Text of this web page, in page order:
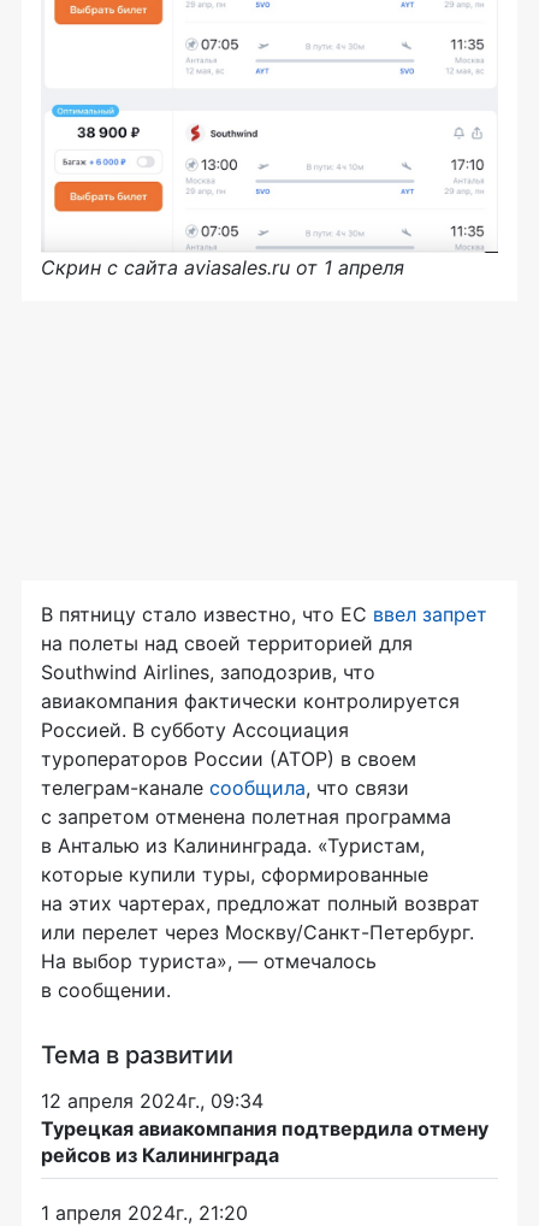
Скрин с сайта aviasales.ru от 1 апреля
В пятницу стало известно, что ЕС ввел запрет
на полеты над своей территорией для
Southwind Airlines, заподозрив, что
авиакомпания фактически контролируется
Россией. В субботу Ассоциация
туроператоров России (АТОР) в своем
телеграм-канале сообщила, что связи
с запретом отменена полетная программа
в Анталью из Калининграда. «Туристам,
которые купили туры, сформированные
на этих чартерах, предложат полный возврат
или перелет через Москву/Санкт-Петербург.
На выбор туриста», — отмечалось
в сообщении.
Тема в развитии
12 апреля 2024г., 09:34
Турецкая авиакомпания подтвердила отмену
рейсов из Калининграда
1 апреля 2024г., 21:20